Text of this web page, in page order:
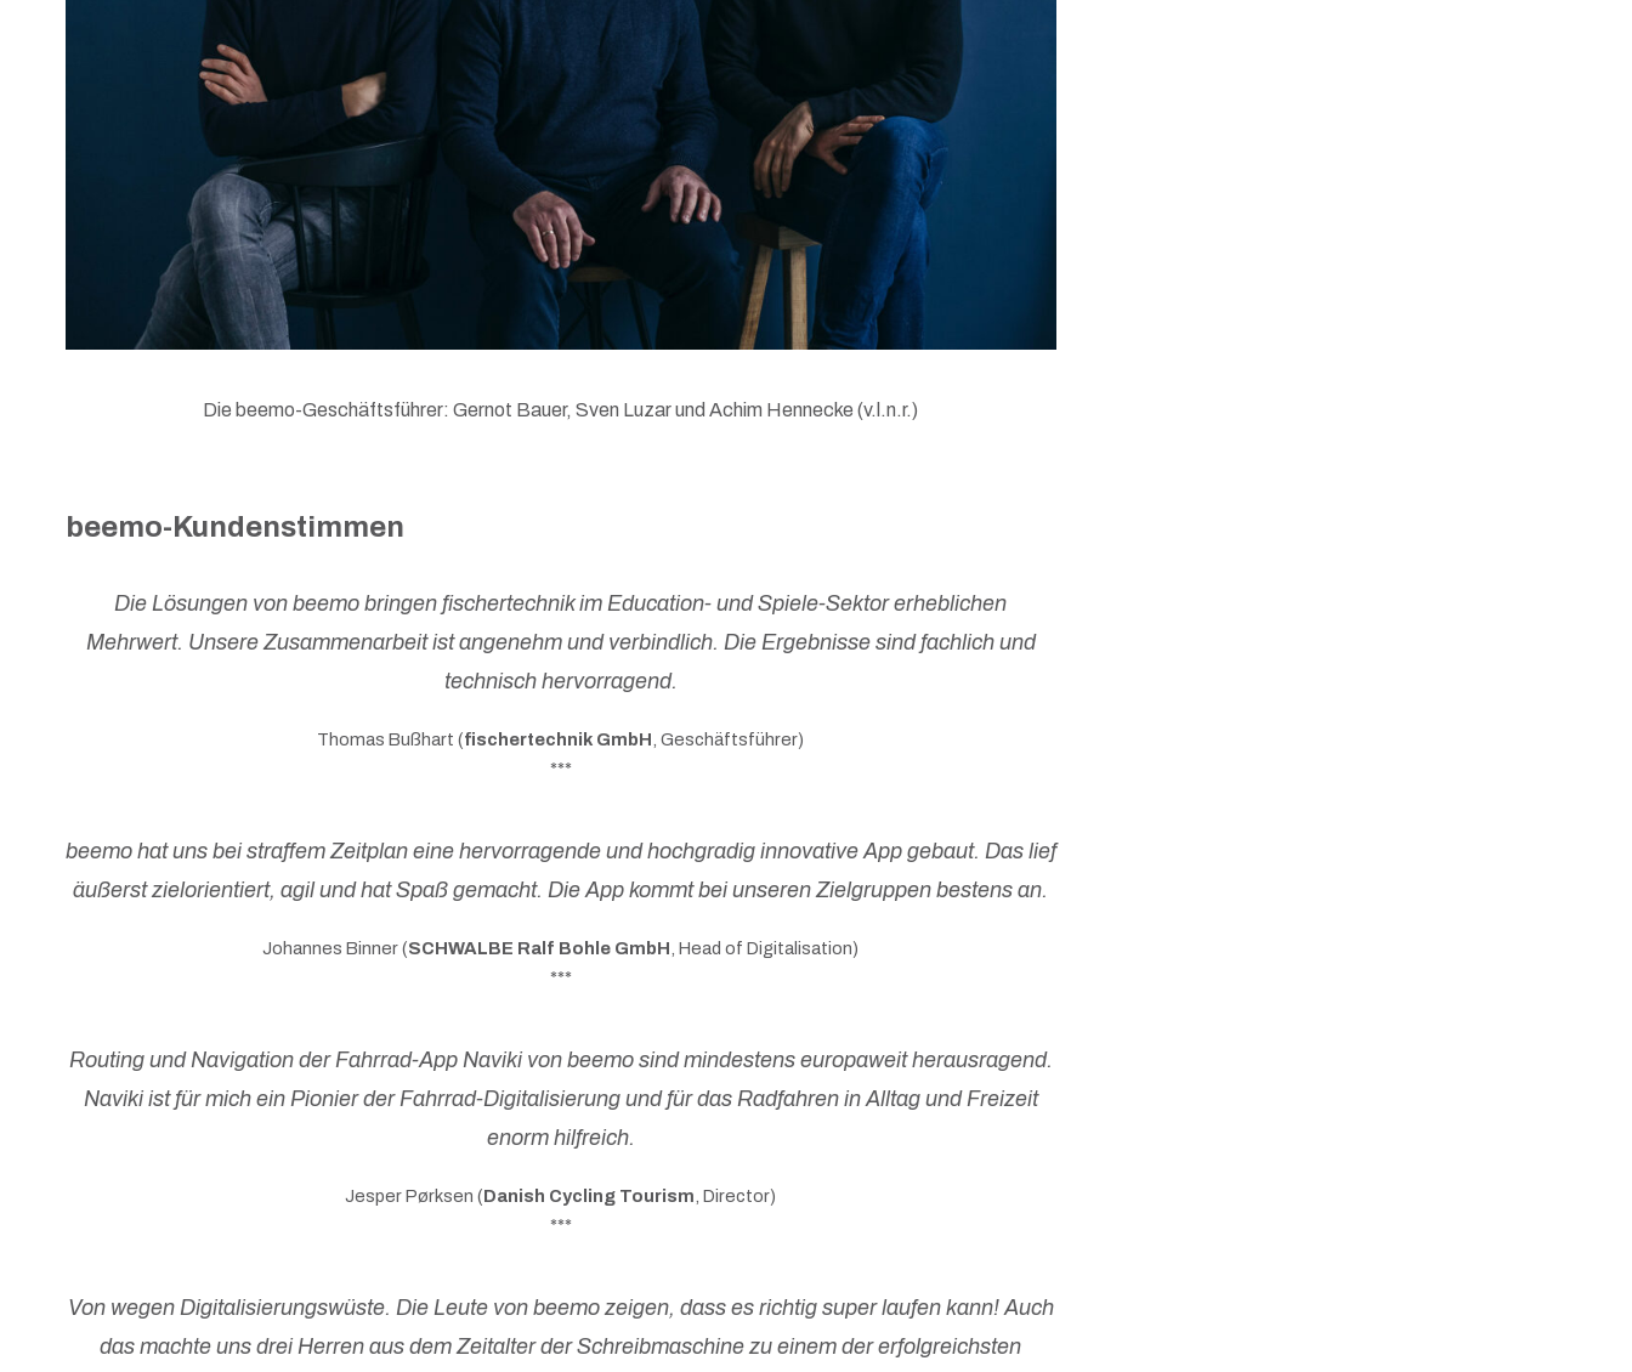
Die beemo-Geschäftsführer: Gernot Bauer, Sven Luzar und Achim Hennecke (v.l.n.r.)
beemo-Kundenstimmen
Die Lösungen von beemo bringen fischertechnik im Education- und Spiele-Sektor erheblichen
Mehrwert. Unsere Zusammenarbeit ist angenehm und verbindlich. Die Ergebnisse sind fachlich und
technisch hervorragend.
Thomas Bußhart (fischertechnik GmbH, Geschäftsführer)
***
beemo hat uns bei straffem Zeitplan eine hervorragende und hochgradig innovative App gebaut. Das lief
äußerst zielorientiert, agil und hat Spaß gemacht. Die App kommt bei unseren Zielgruppen bestens an.
Johannes Binner (SCHWALBE Ralf Bohle GmbH, Head of Digitalisation)
***
Routing und Navigation der Fahrrad-App Naviki von beemo sind mindestens europaweit herausragend.
Naviki ist für mich ein Pionier der Fahrrad-Digitalisierung und für das Radfahren in Alltag und Freizeit
enorm hilfreich.
Jesper Pørksen (Danish Cycling Tourism, Director)
***
Von wegen Digitalisierungswüste. Die Leute von beemo zeigen, dass es richtig super laufen kann! Auch
das machte uns drei Herren aus dem Zeitalter der Schreibmaschine zu einem der erfolgreichsten